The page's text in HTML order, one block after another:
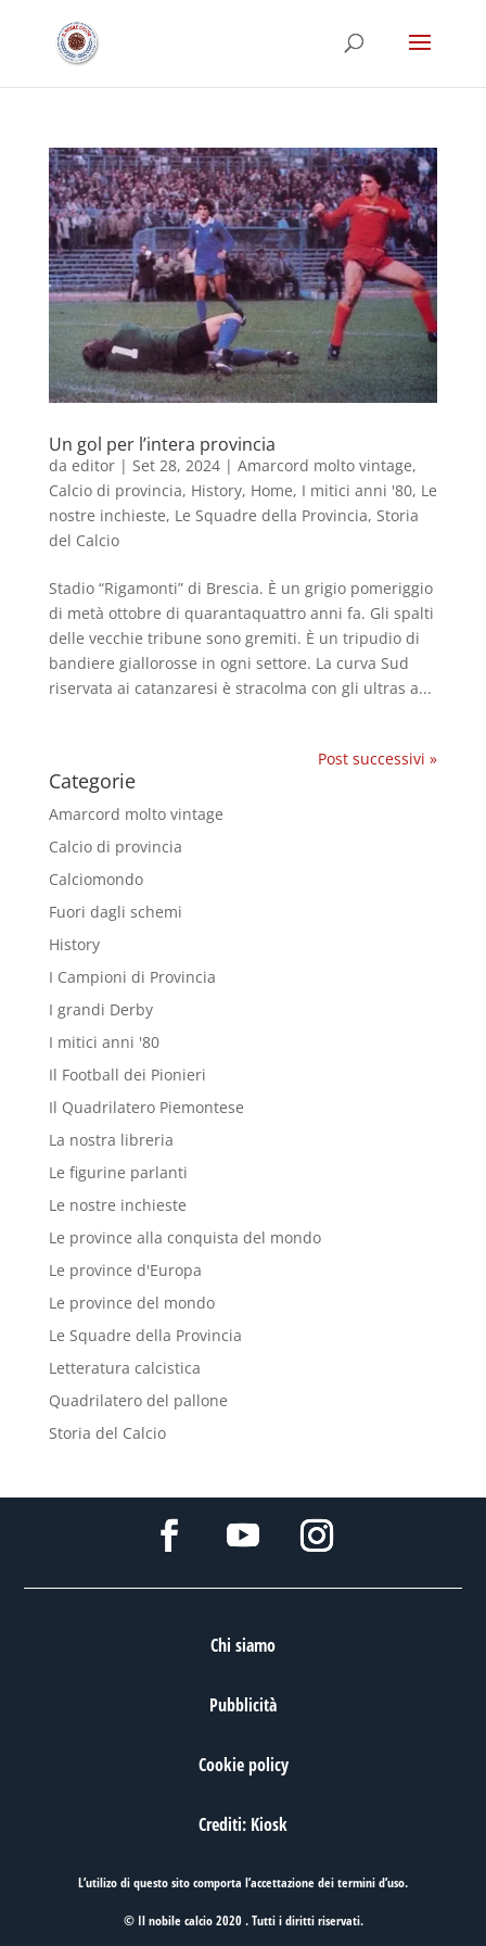
Un gol per l’intera provincia
da editor| Set 28, 2024| Amarcord molto vintage,
Calcio di provincia, History, Home, I mitici anni '80, Le
nostre inchieste, Le Squadre della Provincia, Storia
del Calcio
Stadio “Rigamonti” di Brescia. È un grigio pomeriggio
di metà ottobre di quarantaquattro anni fa. Gli spalti
delle vecchie tribune sono gremiti. È un tripudio di
bandiere giallorosse in ogni settore. La curva Sud
riservata ai catanzaresi è stracolma con gli ultras a...
Post successivi »
Categorie
Amarcord molto vintage
Calcio di provincia
Calciomondo
Fuori dagli schemi
History
I Campioni di Provincia
I grandi Derby
I mitici anni '80
Il Football dei Pionieri
Il Quadrilatero Piemontese
La nostra libreria
Le figurine parlanti
Le nostre inchieste
Le province alla conquista del mondo
Le province d'Europa
Le province del mondo
Le Squadre della Provincia
Letteratura calcistica
Quadrilatero del pallone
Storia del Calcio
Chi siamo
Pubblicità
Cookie policy
Crediti: Kiosk
L’utilizo di questo sito comporta l’accettazione deitermini d’uso.
© Il nobile calcio 2020 . Tutti i diritti riservati.